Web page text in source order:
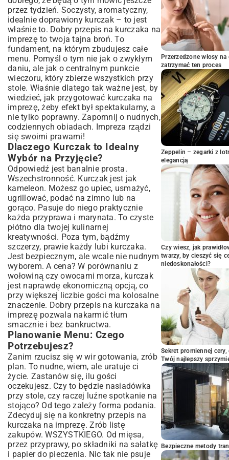
Która Zawsze Się Sprawdza
Szaszłyki z Kurczaka: Łatwe do
Przygotowania i Serwowania
Skrzydełka i Udka: Przekąski, Które Znikają
w Mgnieniu Oka
Kurczak w Formie Finger Food: Idealne na
Luźne Spotkania
Sekrety Soczystego i Aromatycznego
Kurczaka
Marynaty, Które Zmienią Smak Twojego
Kurczaka
Techniki Pieczenia i Grillowania dla
Perfekcyjnych Rezultatów
Dodatki i Sosy: Co Podać do Kurczaka
na Imprezę?
Sałatki i Warzywa: Lekkie i Orzeźwiające
Uzupełnienie
Jak Przygotować Sosy, Które Podkreślą
Smak?
Oszczędność Czasu i Pieniędzy:
Praktyczne Porady
Przygotowanie Z Wyprzedzeniem: Mniej
Stresu w Dniu Imprezy
Budżetowe Opcje: Smacznie i Niedrogo
Podsumowanie: Twój Kurczak na
Imprezę – Sukces Gwarantowany!
przez tydzień. Soczysty, aromatyczny,
idealnie doprawiony kurczak – to jest
właśnie to. Dobry przepis na kurczaka na
imprezę to twoja tajna broń. To
fundament, na którym zbudujesz całe
menu. Pomyśl o tym nie jak o zwykłym
daniu, ale jak o centralnym punkcie
wieczoru, który zbierze wszystkich przy
stole. Właśnie dlatego tak ważne jest, by
wiedzieć, jak przygotować kurczaka na
imprezę, żeby efekt był spektakularny, a
nie tylko poprawny. Zapomnij o nudnych,
codziennych obiadach. Impreza rządzi
się swoimi prawami!
Dlaczego Kurczak to Idealny
Wybór na Przyjęcie?
Odpowiedź jest banalnie prosta.
Wszechstronność. Kurczak jest jak
kameleon. Możesz go upiec, usmażyć,
ugrillować, podać na zimno lub na
gorąco. Pasuje do niego praktycznie
każda przyprawa i marynata. To czyste
płótno dla twojej kulinarnej
kreatywności. Poza tym, bądźmy
szczerzy, prawie każdy lubi kurczaka.
Jest bezpiecznym, ale wcale nie nudnym
wyborem. A cena? W porównaniu z
wołowiną czy owocami morza, kurczak
jest naprawdę ekonomiczną opcją, co
przy większej liczbie gości ma kolosalne
znaczenie. Dobry przepis na kurczaka na
imprezę pozwala nakarmić tłum
smacznie i bez bankructwa.
Planowanie Menu: Czego
Potrzebujesz?
Zanim rzucisz się w wir gotowania, zrób
plan. To nudne, wiem, ale uratuje ci
życie. Zastanów się, ilu gości
oczekujesz. Czy to będzie nasiadówka
przy stole, czy raczej luźne spotkanie na
stojąco? Od tego zależy forma podania.
Zdecyduj się na konkretny przepis na
kurczaka na imprezę. Zrób listę
zakupów. WSZYSTKIEGO. Od mięsa,
przez przyprawy, po składniki na sałatkę
i papier do pieczenia. Nic tak nie psuje
Przerzedzone włosy
zatrzymać ten proces
Zeppelin – zegarki z
elegancją
Czy wiesz, jak
twarzy, by cieszyć się
niedoskonałości?
Sekret promiennej
Twój najlepszy
Bezpieczne metody